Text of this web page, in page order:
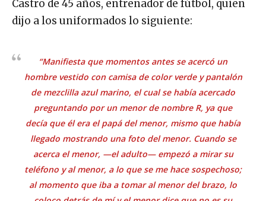
Castro de 45 años, entrenador de fútbol, quien
dijo a los uniformados lo siguiente:
“Manifiesta que momentos antes se acercó un
hombre vestido con camisa de color verde y pantalón
de mezclilla azul marino, el cual se había acercado
preguntando por un menor de nombre R, ya que
decía que él era el papá del menor, mismo que había
llegado mostrando una foto del menor. Cuando se
acerca el menor, —el adulto— empezó a mirar su
teléfono y al menor, a lo que se me hace sospechoso;
al momento que iba a tomar al menor del brazo, lo